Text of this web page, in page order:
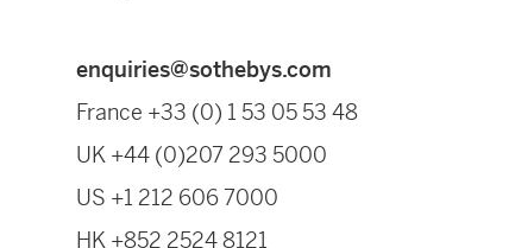
enquiries@sothebys.com
France +33 (0) 1 53 05 53 48
UK +44 (0)207 293 5000
US +1 212 606 7000
HK +852 2524 8121